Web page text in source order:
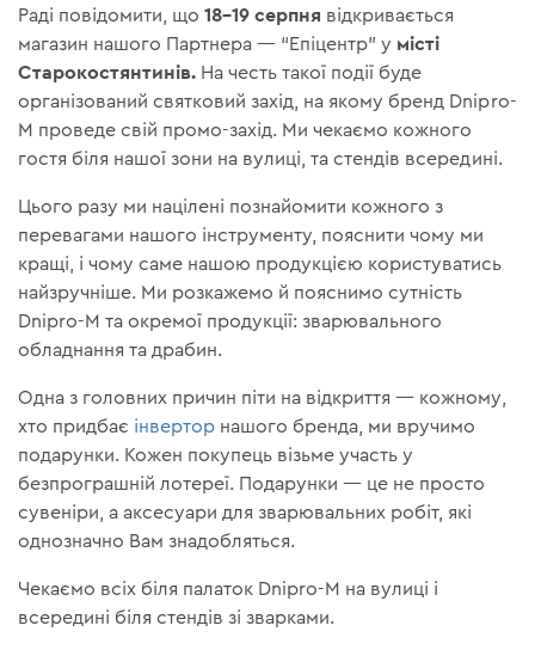
Раді повідомити, що18–19 серпня відкривається
магазин нашого Партнера — “Епіцентр” у місті
Старокостянтинів. На честь такої події буде
організований святковий захід, на якому бренд Dnipro-
M проведе свій промо-захід. Ми чекаємо кожного
гостя біля нашої зони на вулиці, та стендів всередині.
Цього разу ми націлені познайомити кожного з
перевагами нашого інструменту, пояснити чому ми
кращі, і чому саме нашою продукцією користуватись
найзручніше. Ми розкажемо й пояснимо сутність
Dnipro-M та окремої продукції: зварювального
обладнання та драбин.
Одна з головних причин піти на відкриття — кожному,
хто придбає інвертор нашого бренда, ми вручимо
подарунки. Кожен покупець візьме участь у
безпрограшній лотереї. Подарунки — це не просто
сувеніри, а аксесуари для зварювальних робіт, які
однозначно Вам знадобляться.
Чекаємо всіх біля палаток Dnipro-M на вулиці і
всередині біля стендів зі зварками.